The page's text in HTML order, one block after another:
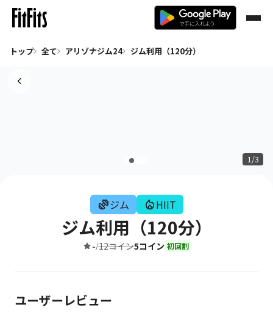
トップ 全て アリゾナジム24 ジム利用（120分）
1/3
ジム HIIT
ジム利用（120分）
-/12コイン5コイン 初回割
ユーザーレビュー